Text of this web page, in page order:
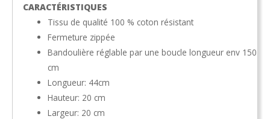
CARACTÉRISTIQUES
Tissu de qualité 100 % coton résistant
Fermeture zippée
Bandoulière réglable par une boucle longueur env 150
cm
Longueur: 44cm
Hauteur: 20 cm
Largeur: 20 cm